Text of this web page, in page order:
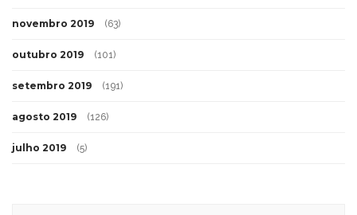
novembro 2019 (63)
outubro 2019 (101)
setembro 2019 (191)
agosto 2019 (126)
julho 2019 (5)